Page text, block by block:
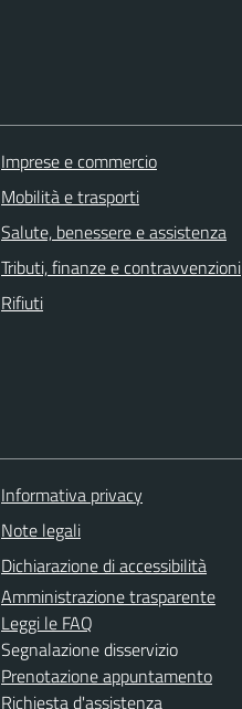
Imprese e commercio
Mobilità e trasporti
Salute, benessere e assistenza
Tributi, finanze e contravvenzioni
Rifiuti
Informativa privacy
Note legali
Dichiarazione di accessibilità
Amministrazione trasparente
Leggi le FAQ
Segnalazione disservizio
Prenotazione appuntamento
Richiesta d'assistenza